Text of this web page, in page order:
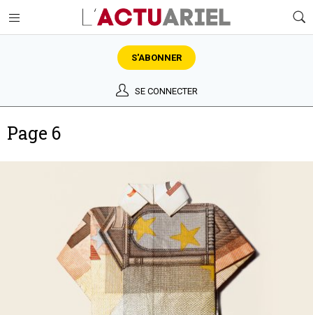
S'ABONNER
SE CONNECTER
Page 6